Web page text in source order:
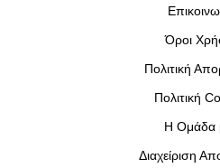
Όροι
Πολιτική
Πολιτική
Η Ομάδα
Διαχείριση